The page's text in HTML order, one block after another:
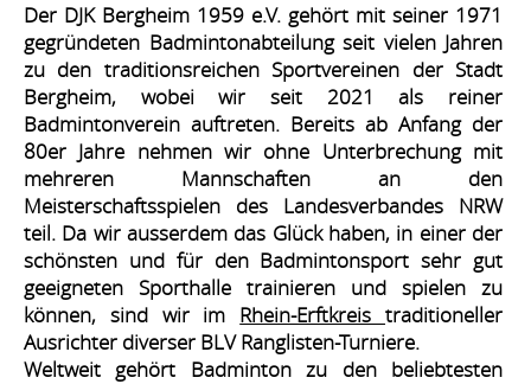
Der DJK Bergheim 1959 e.V. gehört mit seiner 1971
gegründeten Badmintonabteilung seit vielen Jahren
zu den traditionsreichen Sportvereinen der Stadt
Bergheim, wobei wir seit 2021 als reiner
Badmintonverein auftreten. Bereits ab Anfang der
80er Jahre nehmen wir ohne Unterbrechung mit
mehreren Mannschaften an den
Meisterschaftsspielen des Landesverbandes NRW
teil. Da wir ausserdem das Glück haben, in einer der
schönsten und für den Badmintonsport sehr gut
geeigneten Sporthalle trainieren und spielen zu
können, sind wir im Rhein-Erftkreistraditioneller
Ausrichter diverser BLV Ranglisten-Turniere.
Weltweit gehört Badminton zu den beliebtesten